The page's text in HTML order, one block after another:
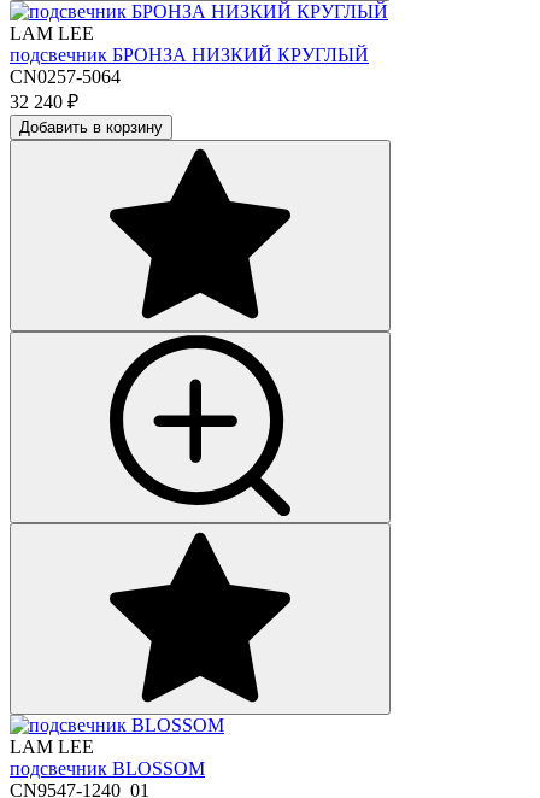
LAM LEE
подсвечник БРОНЗА НИЗКИЙ КРУГЛЫЙ
CN0257-5064
32 240 ₽
Добавить в корзину
LAM LEE
подсвечник BLOSSOM
CN9547-1240_01